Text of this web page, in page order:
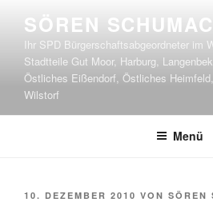
Inhalt
springen
SÖREN
Ihr SPD Bürgerschaftsabgeordneter im
Stadtteile Gut Moor, Harburg,
Östliches Eißendorf, Östliches
Wilstorf
Menü
VERÖFFENTLICHT
10. DEZEMBER 2010 VON SÖREN